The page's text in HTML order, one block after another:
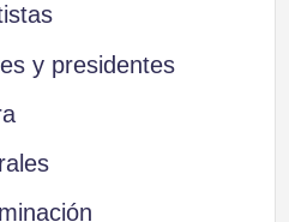
y presidentes